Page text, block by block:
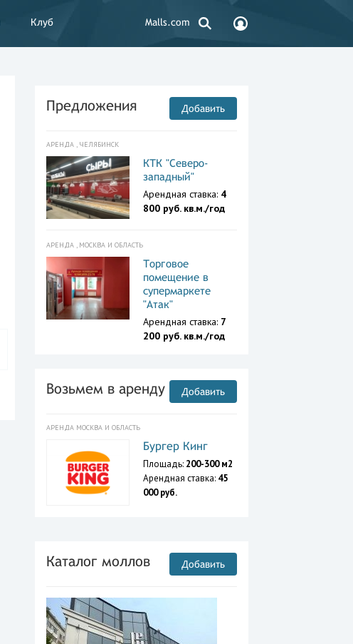
Клуб Malls.com
Предложения Добавить
АРЕНДА , ЧЕЛЯБИНСК
КТК "Северо-
западный"
Арендная ставка: 4
800 руб. кв.м./год
АРЕНДА , МОСКВА И ОБЛАСТЬ
Торговое
помещение в
супермаркете
"Атак"
Арендная ставка: 7
200 руб. кв.м./год
Возьмем в аренду Добавить
АРЕНДА МОСКВА И ОБЛАСТЬ
Бургер Кинг
Площадь: 200-300 м2
Арендная ставка: 45
000 руб.
Каталог моллов Добавить